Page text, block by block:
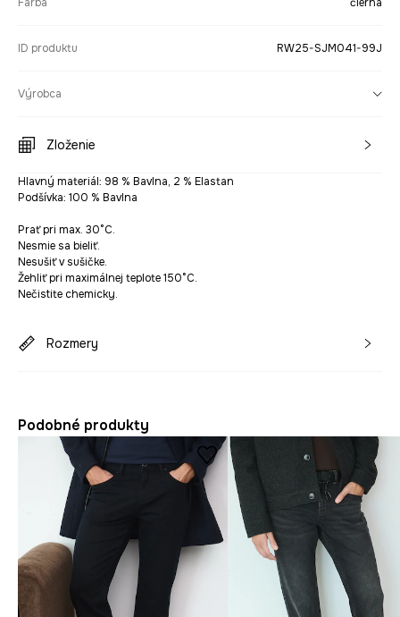
Farba čierna
ID produktu RW25-SJM041-99J
Výrobca
Zloženie
Hlavný materiál: 98 % Bavlna, 2 % Elastan
Podšívka: 100 % Bavlna
Prať pri max. 30°C.
Nesmie sa bieliť.
Nesušiť v sušičke.
Žehliť pri maximálnej teplote 150°C.
Nečistite chemicky.
Rozmery
Podobné produkty